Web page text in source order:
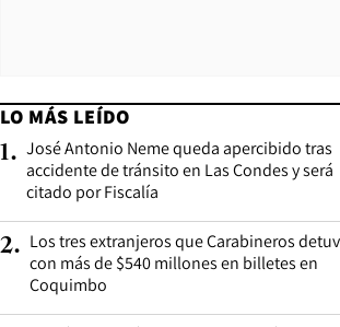
LO MÁS LEÍDO
1. José Antonio Neme queda apercibido tras
accidente de tránsito en Las Condes y será
citado por Fiscalía
2. Los tres extranjeros que Carabineros
con más de $540 millones en billetes en
Coquimbo